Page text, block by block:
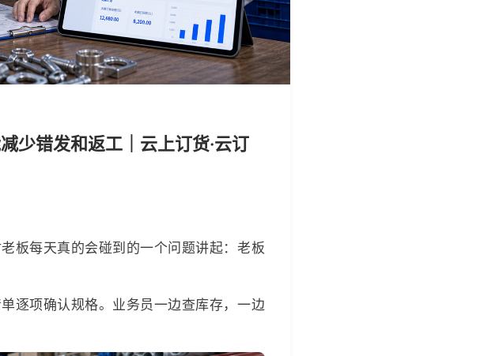
少错发和返工｜云上订货·云订
板每天真的会碰到的一个问题讲起：老板
逐项确认规格。业务员一边查库存，一边